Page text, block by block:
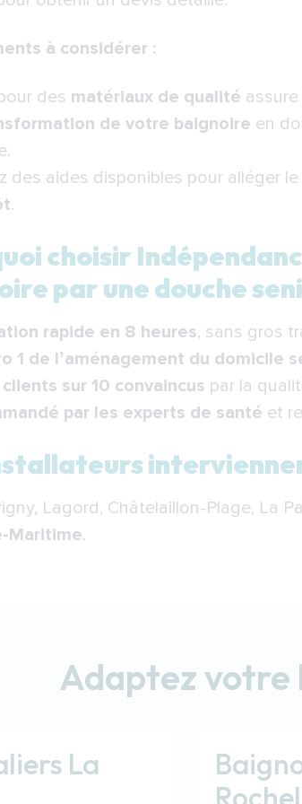
à considérer :
des matériaux de qualité
de votre baignoire en
des aides disponibles pour alléger
.
choisir
par une douche
rapide en 8 heures, sans gros
1 de l’aménagement du domicile
sur 10 convaincus par la
par les experts de santé et
Lagord, Châtelaillon-Plage, La
Maritime.
Adaptez votre
La